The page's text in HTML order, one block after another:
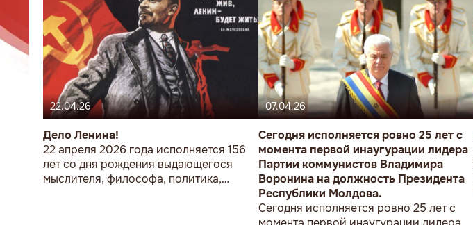
22.04.26
Дело Ленина!
22 апреля 2026 года исполняется 156
лет со дня рождения выдающегося
мыслителя, философа, политика,
07.04.26
Сегодня исполняется ровно 25 лет с
момента первой инаугурации лидера
Партии коммунистов Владимира
Воронина на должность Президента
Республики Молдова.
Сегодня исполняется ровно 25 лет с